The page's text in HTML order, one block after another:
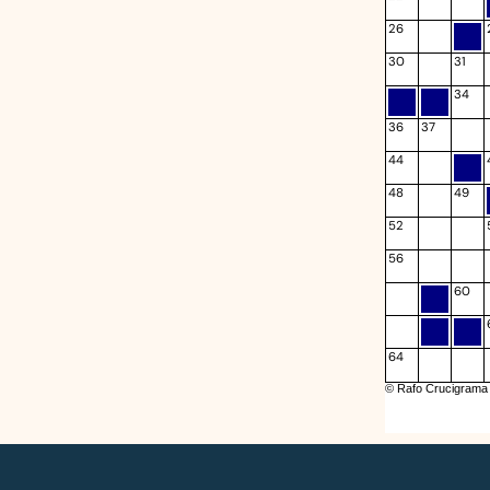
26
30
31
34
36
37
44
48
49
52
56
60
64
© Rafo Crucigrama